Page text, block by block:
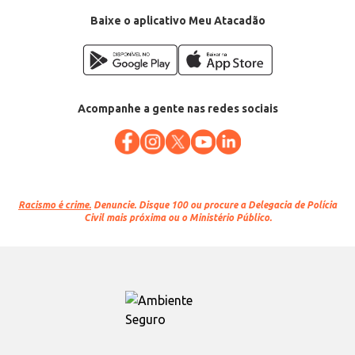
Baixe o aplicativo Meu Atacadão
Acompanhe a gente nas redes sociais
Racismo é crime. Denuncie. Disque 100 ou procure a Delegacia de Polícia
Civil mais próxima ou o Ministério Público.